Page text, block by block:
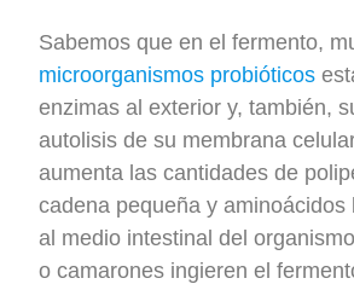
Sabemos que en el fermento,
microorganismos probióticos
enzimas al exterior y, también,
autolisis de su membrana
aumenta las cantidades de
cadena pequeña y aminoácidos
al medio intestinal del
o camarones ingieren el